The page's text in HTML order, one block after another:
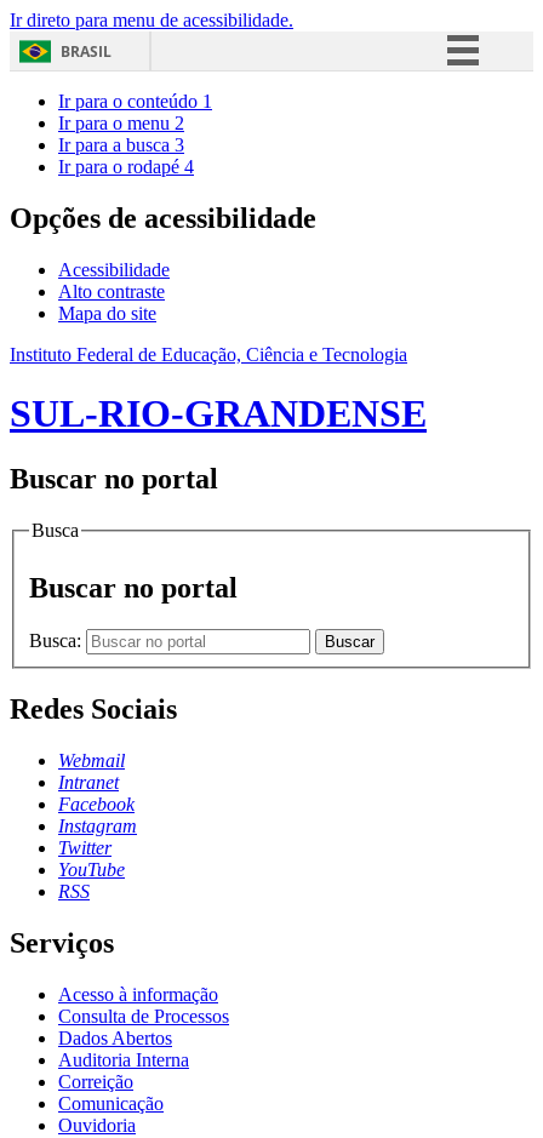
Ir direto para menu de acessibilidade.
BRASIL
Acesso à informação
Ir para o conteúdo 1
Ir para o menu 2
Ir para a busca 3
Ir para o rodapé 4
Opções de acessibilidade
Acessibilidade
Alto contraste
Mapa do site
Instituto Federal de Educação, Ciência e Tecnologia
SUL-RIO-GRANDENSE
Buscar no portal
Busca
Buscar no portal
Busca: Buscar
Redes Sociais
Webmail
Intranet
Facebook
Instagram
Twitter
YouTube
RSS
Serviços
Acesso à informação
Consulta de Processos
Dados Abertos
Auditoria Interna
Correição
Comunicação
Ouvidoria